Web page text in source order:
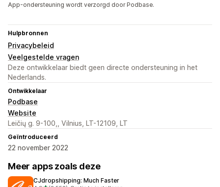
App-ondersteuning wordt verzorgd door Podbase.
Hulpbronnen
Privacybeleid
Veelgestelde vragen
Deze ontwikkelaar biedt geen directe ondersteuning in het
Nederlands.
Ontwikkelaar
Podbase
Website
Leičių g. 9-100,, Vilnius, LT-12109, LT
Geïntroduceerd
22 november 2022
Meer apps zoals deze
CJdropshipping: Much Faster